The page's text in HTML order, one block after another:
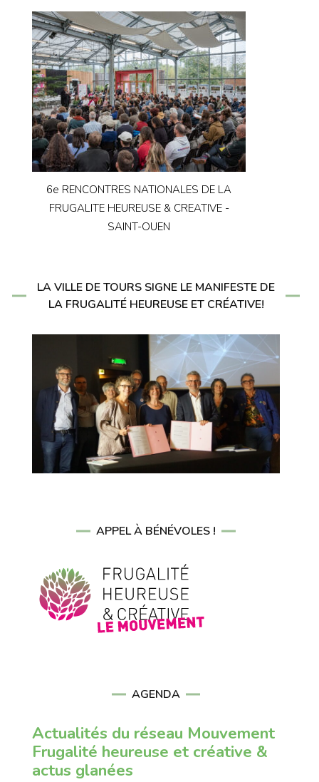
6e RENCONTRES NATIONALES DE LA
FRUGALITE HEUREUSE & CREATIVE -
SAINT-OUEN
LA VILLE DE TOURS SIGNE LE MANIFESTE DE
LA FRUGALITÉ HEUREUSE ET CRÉATIVE!
APPEL À BÉNÉVOLES !
AGENDA
Actualités du réseau Mouvement
Frugalité heureuse et créative &
actus glanées